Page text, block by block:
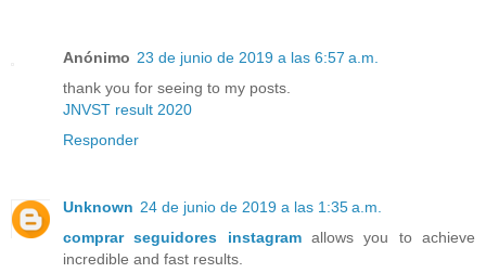
Anónimo 23 de junio de 2019 a las 6:57 a.m.
thank you for seeing to my posts.
JNVST result 2020
Responder
Unknown 24 de junio de 2019 a las 1:35 a.m.
comprar seguidores instagram allows you to achieve
incredible and fast results.